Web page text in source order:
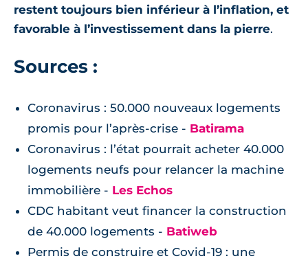
restent toujours bien inférieur à l’inflation, et
favorable à l’investissement dans la pierre.
Sources :
Coronavirus : 50.000 nouveaux logements
promis pour l’après-crise - Batirama
Coronavirus : l’état pourrait acheter 40.000
logements neufs pour relancer la machine
immobilière - Les Echos
CDC habitant veut financer la construction
de 40.000 logements - Batiweb
Permis de construire et Covid-19 : une